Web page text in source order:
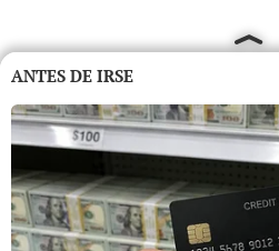
ANTES DE IRSE